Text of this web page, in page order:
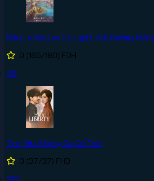
Đấu La Đại Lục 2 (Tuyệt Thế Đường Môn)
0 (165/180) FDH
#9
Tình Yêu Không Có Cổ Tích
0 (37/37) FHD
#10